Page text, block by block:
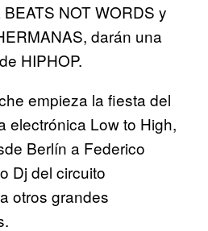
NOT WORDS y
darán una
HIPHOP.
empieza la fiesta del
electrónica Low to High,
Berlín a Federico
Dj del circuito
otros grandes